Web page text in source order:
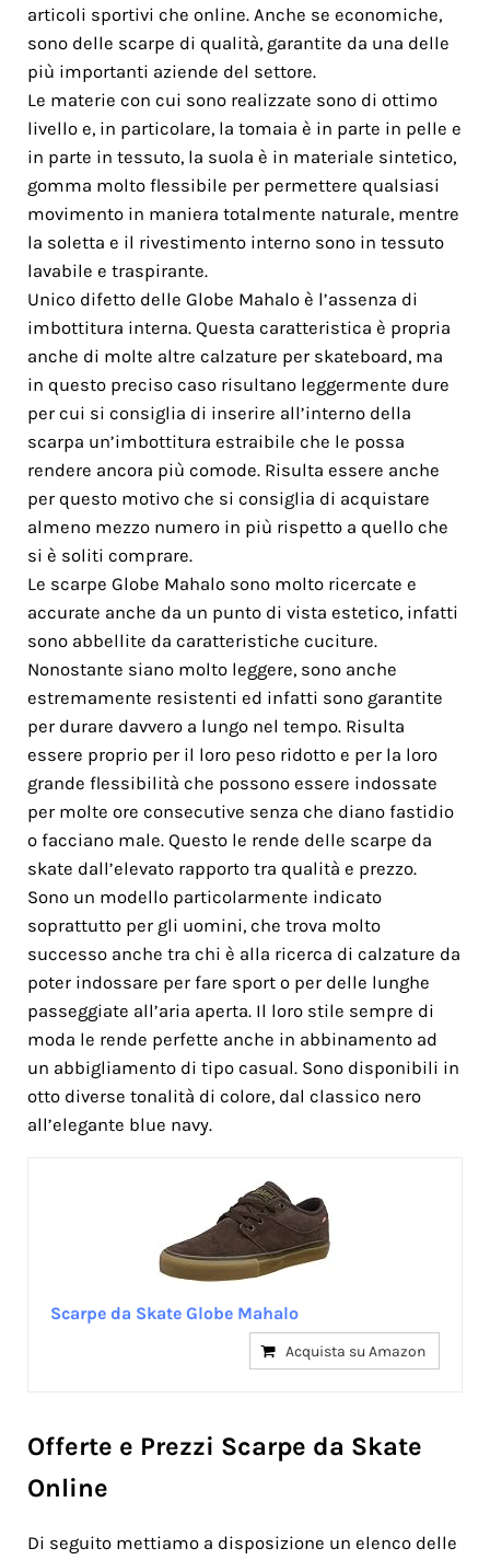
articoli sportivi che online. Anche se economiche,
sono delle scarpe di qualità, garantite da una delle
più importanti aziende del settore.
Le materie con cui sono realizzate sono di ottimo
livello e, in particolare, la tomaia è in parte in pelle e
in parte in tessuto, la suola è in materiale sintetico,
gomma molto flessibile per permettere qualsiasi
movimento in maniera totalmente naturale, mentre
la soletta e il rivestimento interno sono in tessuto
lavabile e traspirante.
Unico difetto delle Globe Mahalo è l’assenza di
imbottitura interna. Questa caratteristica è propria
anche di molte altre calzature per skateboard, ma
in questo preciso caso risultano leggermente dure
per cui si consiglia di inserire all’interno della
scarpa un’imbottitura estraibile che le possa
rendere ancora più comode. Risulta essere anche
per questo motivo che si consiglia di acquistare
almeno mezzo numero in più rispetto a quello che
si è soliti comprare.
Le scarpe Globe Mahalo sono molto ricercate e
accurate anche da un punto di vista estetico, infatti
sono abbellite da caratteristiche cuciture.
Nonostante siano molto leggere, sono anche
estremamente resistenti ed infatti sono garantite
per durare davvero a lungo nel tempo. Risulta
essere proprio per il loro peso ridotto e per la loro
grande flessibilità che possono essere indossate
per molte ore consecutive senza che diano fastidio
o facciano male. Questo le rende delle scarpe da
skate dall’elevato rapporto tra qualità e prezzo.
Sono un modello particolarmente indicato
soprattutto per gli uomini, che trova molto
successo anche tra chi è alla ricerca di calzature da
poter indossare per fare sport o per delle lunghe
passeggiate all’aria aperta. Il loro stile sempre di
moda le rende perfette anche in abbinamento ad
un abbigliamento di tipo casual. Sono disponibili in
otto diverse tonalità di colore, dal classico nero
all’elegante blue navy.
Scarpe da Skate Globe Mahalo
Acquista su Amazon
Offerte e Prezzi Scarpe da Skate
Online
Di seguito mettiamo a disposizione un elenco delle